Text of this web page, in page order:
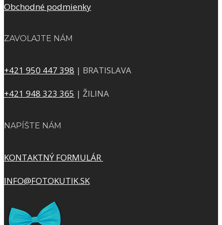
Obchodné podmienky
ZAVOLAJTE NÁM
+421 950 447 398 | BRATISLAVA
+421 948 323 365 | ŽILINA
NAPÍŠTE NÁM
KONTAKTNÝ FORMULÁR
INFO@FOTOKUTIK.SK